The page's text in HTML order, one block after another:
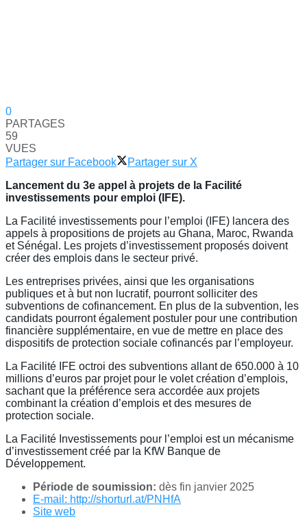
0
PARTAGES
59
VUES
Partager sur Facebook
Partager sur X
Lancement du 3e appel à projets de la Facilité
investissements pour emploi (IFE).
La Facilité investissements pour l’emploi (IFE) lancera des
appels à propositions de projets au Ghana, Maroc, Rwanda
et Sénégal. Les projets d’investissement proposés doivent
créer des emplois dans le secteur privé.
Les entreprises privées, ainsi que les organisations
publiques et à but non lucratif, pourront solliciter des
subventions de cofinancement. En plus de la subvention, les
candidats pourront également postuler pour une contribution
financière supplémentaire, en vue de mettre en place des
dispositifs de protection sociale cofinancés par l’employeur.
La Facilité IFE octroi des subventions allant de 650.000 à 10
millions d’euros par projet pour le volet création d’emplois,
sachant que la préférence sera accordée aux projets
combinant la création d’emplois et des mesures de
protection sociale.
La Facilité Investissements pour l’emploi est un mécanisme
d’investissement créé par la KfW Banque de
Développement.
Période de soumission: dès fin janvier 2025
E-mail: http://shorturl.at/PNHfA
Site web